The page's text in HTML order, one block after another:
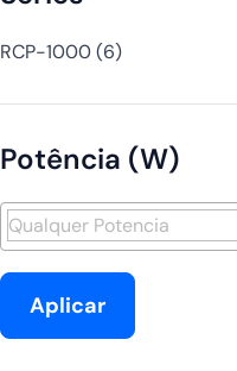
RCP-1000(6)
Potência (W)
Aplicar